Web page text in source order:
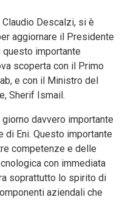
Claudio Descalzi, si è
aggiornare il Presidente
questo importante
scoperta con il Primo
e con il Ministro del
Sherif Ismail.
giorno davvero importante
di Eni. Questo importante
competenze e delle
con immediata
soprattutto lo spirito di
aziendali che